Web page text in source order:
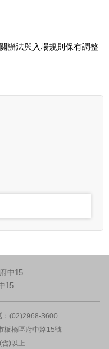
辦法與入場規則保有調整
中15
15
：(02)2968-3600
板橋區府中路15號
)以上